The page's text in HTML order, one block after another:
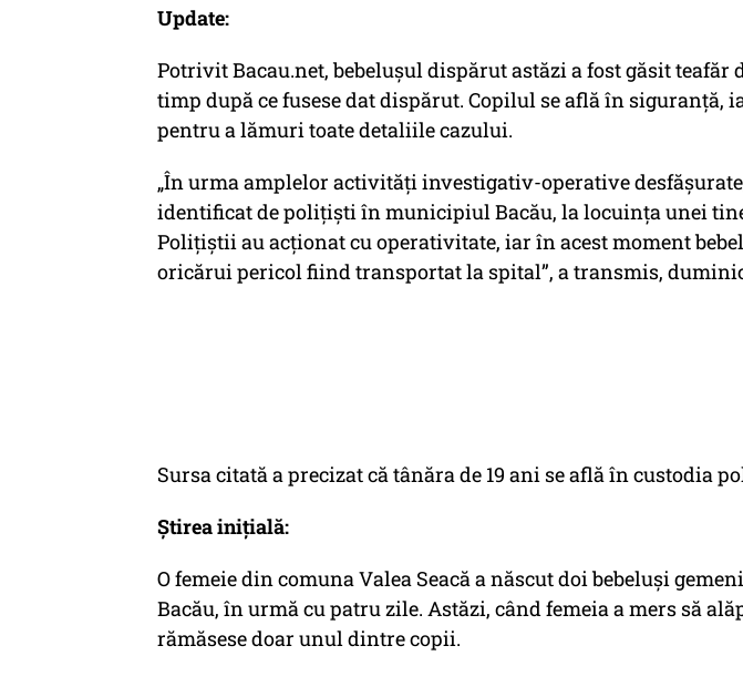
Update:
Potrivit Bacau.net, bebelușul dispărut astăzi a fost găsit teafăr
timp după ce fusese dat dispărut. Copilul se află în siguranță,
pentru a lămuri toate detaliile cazului.
„În urma amplelor activităţi investigativ-operative
identificat de poliţişti în municipiul Bacău, la locuinţa unei
Poliţiştii au acţionat cu operativitate, iar în acest moment
oricărui pericol fiind transportat la spital”, a transmis,
Sursa citată a precizat că tânăra de 19 ani se află în custodia
Știrea inițială:
O femeie din comuna Valea Seacă a născut doi bebeluși
Bacău, în urmă cu patru zile. Astăzi, când femeia a mers să
rămăsese doar unul dintre copii.